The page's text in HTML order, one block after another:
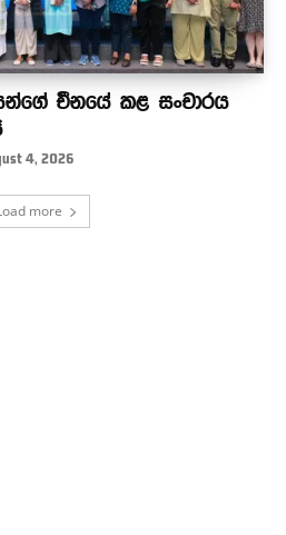
චීනයේ කළ සංචාරය
4, 2026
more